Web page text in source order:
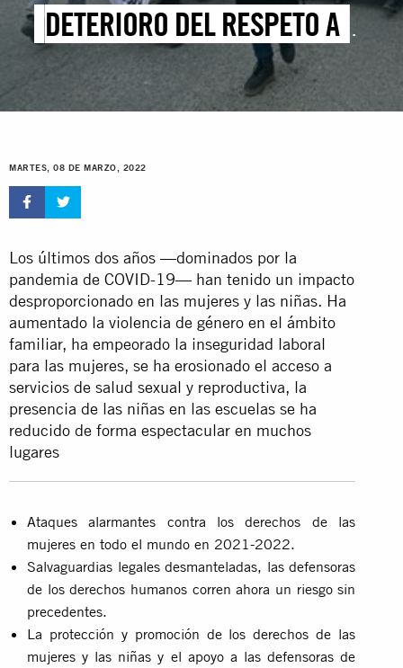
DETERIORO DEL RESPETO A
LOS DERECHOS DE LAS
MUJERES Y LA IGUALDAD DE
GÉNERO
MARTES, 08 DE MARZO, 2022
Los últimos dos años —dominados por la
pandemia de COVID-19— han tenido un impacto
desproporcionado en las mujeres y las niñas. Ha
aumentado la violencia de género en el ámbito
familiar, ha empeorado la inseguridad laboral
para las mujeres, se ha erosionado el acceso a
servicios de salud sexual y reproductiva, la
presencia de las niñas en las escuelas se ha
reducido de forma espectacular en muchos
lugares
Ataques alarmantes contra los derechos de las
mujeres en todo el mundo en 2021-2022.
Salvaguardias legales desmanteladas, las defensoras
de los derechos humanos corren ahora un riesgo sin
precedentes.
La protección y promoción de los derechos de las
mujeres y las niñas y el apoyo a las defensoras de